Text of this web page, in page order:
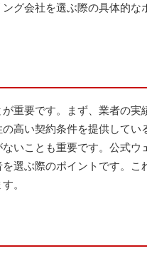
グ会社を選ぶ際の具体的な
重要です。まず、業者の実
高い契約条件を提供してい
いことも重要です。公式ウ
選ぶ際のポイントです。こ
。